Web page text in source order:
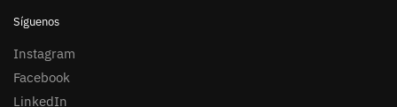
Síguenos
Instagram
Facebook
LinkedIn